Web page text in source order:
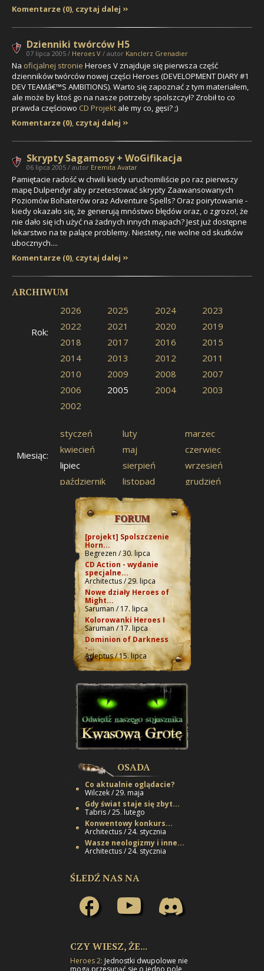
Komentarze (0), czytaj dalej
Dzienniki twórców H5
07 lipca 2005 / Heroes V / autor Kanclerz Grenadier
Na oficjalnej stronie Heroes V znajduje się pierwsza część
dzienników twórców nowej części Heroes (DEVELOPMENT DIARY #1
DEV TEAMâ€™S AMBITIONS). Warto się zapoznać z tym materiałem,
ale może by ktoś go na nasze potrzeby spolszczył? Zrobił to co
prawda częściowo CD Projekt ale my co, gęsi? ;)
Komentarze (0), czytaj dalej
Skrypty Sagamosy + WoGifikacja
06 lipca 2005 / autor Eremita Avatar
Pamiętacie radość w chwili kiedy uruchomiliście po raz pierwszy
mapęDulpendyr aby przetestować skrypty Zaawansowanych
Poziomów Bohaterów oraz Adventure Spells? Oraz poirytowanie -
kiedy okazało się, że generują mnóstwo błędów oraz, o zgrozo!, że
nie dało się ich użyć na żadnych innych mapach? Jest już dostępne
lekarstwo na te palące problemy. Niestety, nie wolne od skutków
ubocznych....
Komentarze (0), czytaj dalej
ARCHIWUM
2026 2025 2024
2023
2022
2021 2020
2019
2018
2017 2016
2015
2014
2013 2012
2011
2010
2009 2008
2007
2006
2005 2004
2003
2002
Rok:
styczeń luty
marzec
kwiecień
maj
czerwiec
lipiec
sierpień
wrzesień
październik
listopad grudzień
Miesiąc:
FORUM
[projekt] Spolszczenie
Horn...
Begrezen / 30. lipca
CD Action - wydanie
specjalne...
Architectus / 29. lipca
Nowe działy Heroes of
Might...
Saruman / 17. lipca
Kolorowanki Heroes I
Saruman / 17. lipca
Dominion of Darkness
-...
Adeptus / 15. lipca
OSADA
Co aktualnie oglądacie?
Wilczek / 29. maja
Gdy świat staje się zbyt...
Tabris / 25. lutego
Konwentowy konkurs...
Architectus / 24. stycznia
Wasze neologizmy i inne...
Architectus / 24. stycznia
ŚLEDŹ NAS NA
CZY WIESZ, ŻE...
Heroes 2: Jednostki dwupolowe nie
mogą przesunąć się o jedno pole